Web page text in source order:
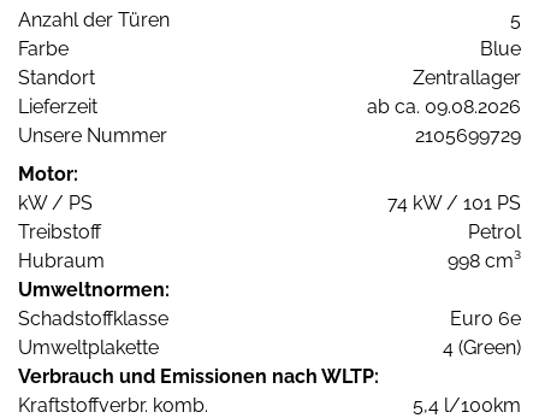
Anzahl der Türen
5
Farbe
Blue
Standort
Zentrallager
Lieferzeit
ab ca. 09.08.2026
Unsere Nummer
2105699729
Motor:
kW / PS
74 kW / 101 PS
Treibstoff
Petrol
Hubraum
998 cm³
Umweltnormen:
Schadstoffklasse
Euro 6e
Umweltplakette
4 (Green)
Verbrauch und Emissionen nach WLTP:
Kraftstoffverbr. komb.
5,4 l/100km